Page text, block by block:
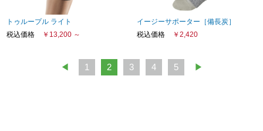
トゥループル ライト
税込価格
￥13,200 ～
イージーサポーター［備長炭］
税込価格
￥2,420
◀ 1 2 3 4 5 ▶